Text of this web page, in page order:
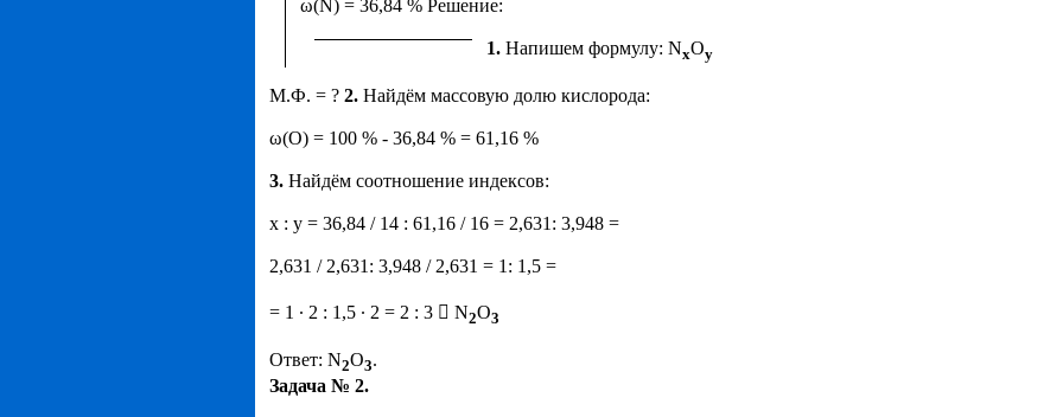
ω(N) = 36,84 % Решение:
1. Напишем формулу: NxOy
М.Ф. = ? 2. Найдём массовую долю кислорода:
ω(О) = 100 % - 36,84 % = 61,16 %
3. Найдём соотношение индексов:
x : y = 36,84 / 14 : 61,16 / 16 = 2,631: 3,948 =
2,631 / 2,631: 3,948 / 2,631 = 1: 1,5 =
= 1 ∙ 2 : 1,5 ∙ 2 = 2 : 3  N2O3
Ответ: N2O3.
Задача № 2.